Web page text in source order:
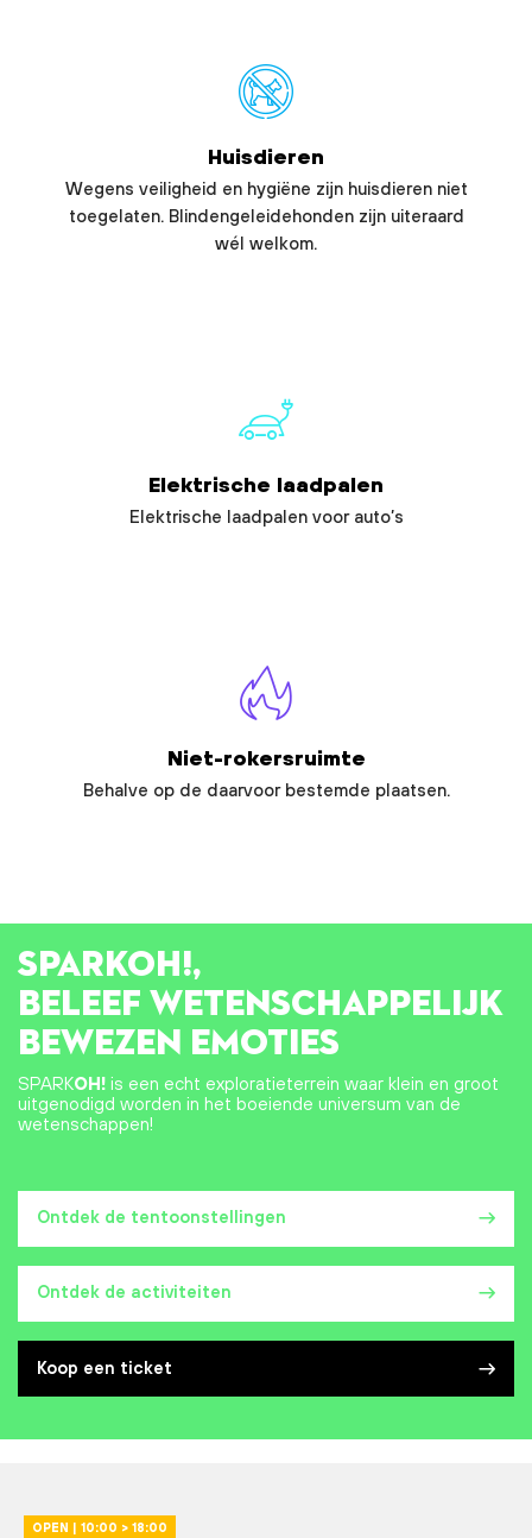
Huisdieren
Wegens veiligheid en hygiëne zijn huisdieren niet
toegelaten. Blindengeleidehonden zijn uiteraard
wél welkom.
Elektrische laadpalen
Elektrische laadpalen voor auto’s
Niet-rokersruimte
Behalve op de daarvoor bestemde plaatsen.
Ontdek de tentoonstellingen
Ontdek de activiteiten
Koop een ticket
SPARKOH!,
BELEEF WETENSCHAPPELIJK
BEWEZEN EMOTIES
SPARKOH! is een echt exploratieterrein waar klein en groot
uitgenodigd worden in het boeiende universum van de
wetenschappen!
OPEN | 10:00 > 18:00